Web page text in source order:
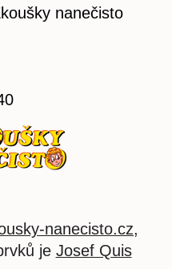
nanečisto
nanecisto.cz,
je Josef Quis